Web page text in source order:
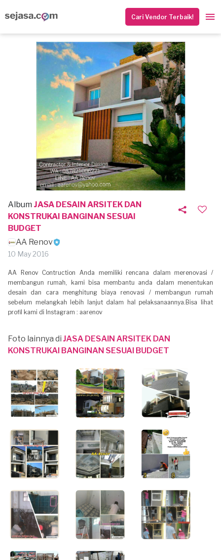
Cari Vendor Terbaik!
Album JASA DESAIN ARSITEK DAN
KONSTRUKAI BANGINAN SESUAI
BUDGET
AA Renov
10 May 2016
AA Renov Contruction Anda memiliki rencana dalam merenovasi /
membangun rumah, kami bisa membantu anda dalam menentukan
desain dan cara menghitung biaya renovasi / membangun rumah
sebelum melangkah lebih lanjut dalam hal pelaksanaannya.Bisa lihat
profil kami di Instagram : aarenov
Foto lainnya di JASA DESAIN ARSITEK DAN
KONSTRUKAI BANGINAN SESUAI BUDGET